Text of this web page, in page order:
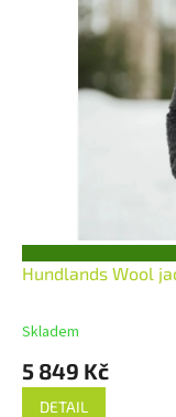
Hundlands Wool
Skladem
5 849 Kč
DETAIL